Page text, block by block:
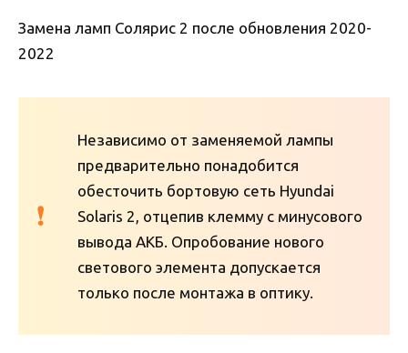
Замена ламп Солярис 2 после обновления 2020-
2022
Независимо от заменяемой лампы
предварительно понадобится
обесточить бортовую сеть Hyundai
Solaris 2, отцепив клемму с минусового
вывода АКБ. Опробование нового
светового элемента допускается
только после монтажа в оптику.